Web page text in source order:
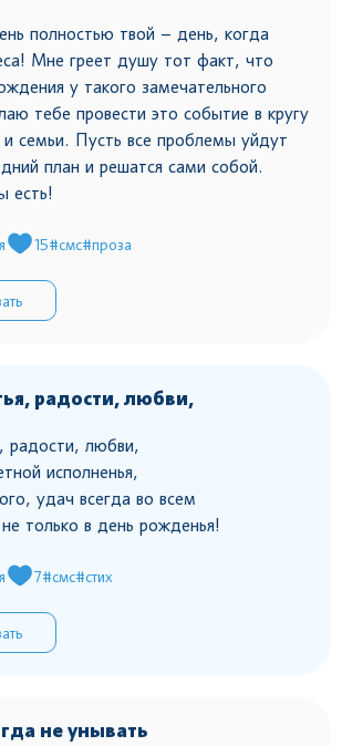
полностью твой – день, когда
Мне греет душу тот факт, что
у такого замечательного
тебе провести это событие в кругу
и семьи. Пусть все проблемы уйдут
план и решатся сами собой.
есть!
15#смс#проза
радости, любви,
радости, любви,
исполненья,
удач всегда во всем
только в день рожденья!
7#смс#стих
не унывать